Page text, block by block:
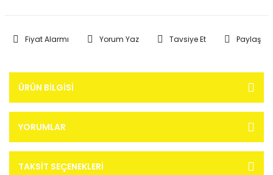
Fiyat Alarmı Yorum Yaz Tavsiye Et Paylaş
ÜRÜN BILGISI
YORUMLAR
TAKSIT SEÇENEKLERI